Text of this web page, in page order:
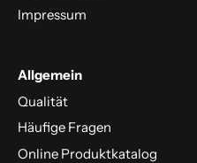
Impressum
Allgemein
Qualität
Häufige Fragen
Online Produktkatalog